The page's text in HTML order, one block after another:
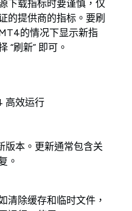
下载指标时要谨慎，仅
的提供商的指标。要刷
的情况下显示新指
“刷新” 即可。
高效运行
版本。更新通常包含关
。
清除缓存和临时文件，